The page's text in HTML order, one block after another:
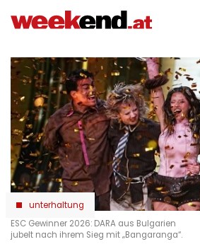
zum
unterhaltung
ESC Gewinner 2026: DARA aus Bulgarien
jubelt nach ihrem Sieg mit „Bangaranga“.